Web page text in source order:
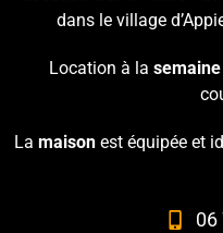
dans le village
Location à la semaine
La maisonest équipée et
06